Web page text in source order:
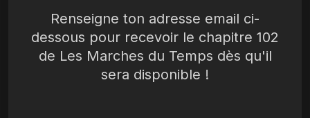
Renseigne ton adresse email ci-
dessous pour recevoir le chapitre 102
de Les Marches du Temps dès qu'il
sera disponible !